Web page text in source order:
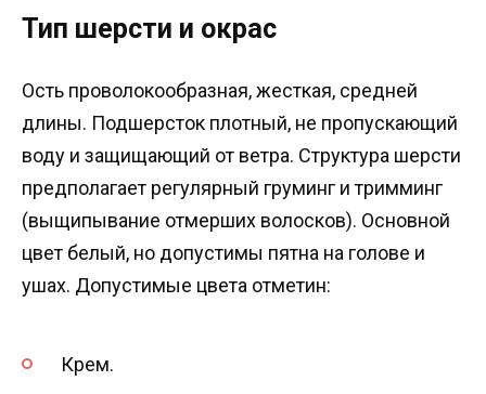
Тип шерсти и окрас
Ость проволокообразная, жесткая, средней
длины. Подшерсток плотный, не пропускающий
воду и защищающий от ветра. Структура шерсти
предполагает регулярный груминг и тримминг
(выщипывание отмерших волосков). Основной
цвет белый, но допустимы пятна на голове и
ушах. Допустимые цвета отметин:
Крем.